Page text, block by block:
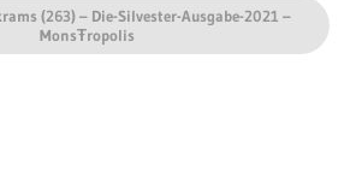
(263) – Die-Silvester-Ausgabe-2021 –
MonsŦropolis